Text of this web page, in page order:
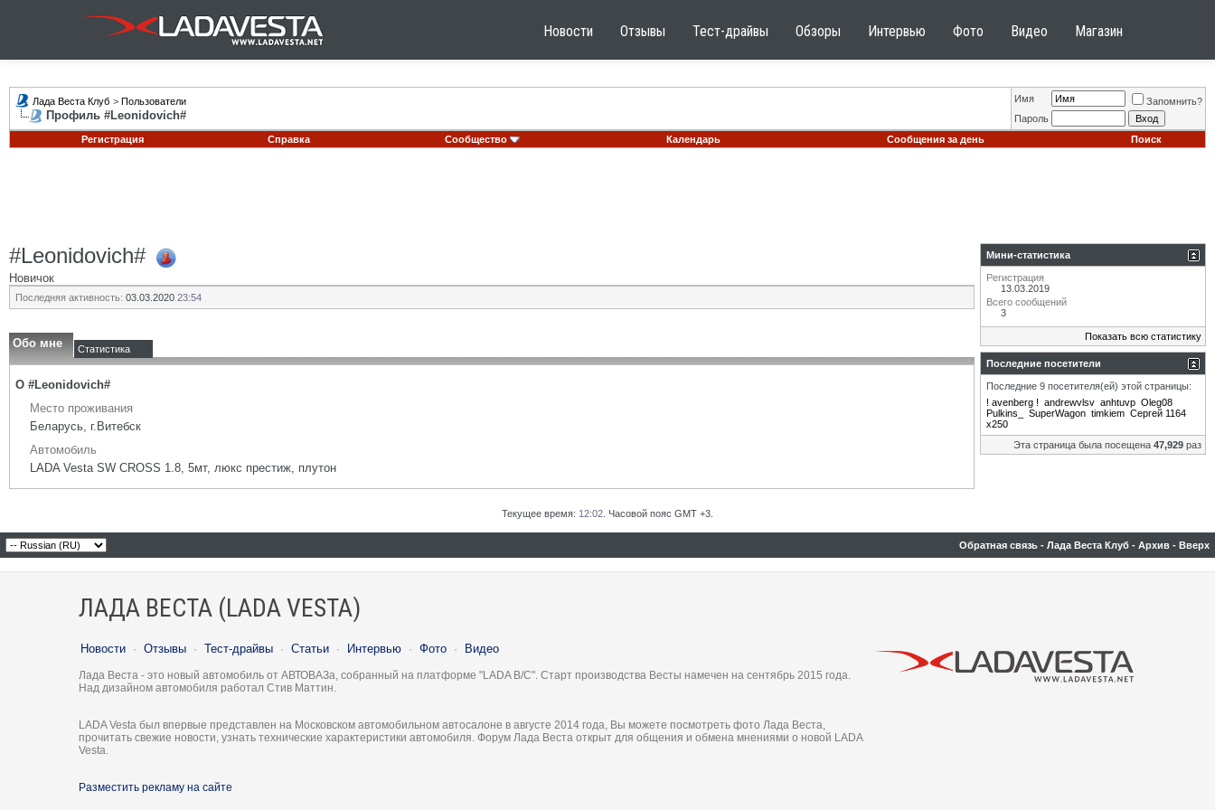
Новости Отзывы Тест-драйвы Обзоры Интервью Фото Видео Магазин
Лада Веста Клуб > Пользователи
Профиль #Leonidovich#
Имя
Запомнить?
Пароль
Регистрация
Справка Сообщество Календарь Сообщения за день Поиск
#Leonidovich#
Новичок
Последняя активность: 03.03.2020 23:54
Обо мне Статистика
О #Leonidovich#
Место проживания
Беларусь, г.Витебск
Автомобиль
LADA Vesta SW СROSS 1.8, 5мт, люкс престиж, плутон
Мини-статистика
Регистрация
13.03.2019
Всего сообщений
3
Показать всю статистику
Последние посетители
Последние 9 посетителя(ей) этой страницы:
! avenberg ! andrewvlsv anhtuvp Oleg08
Pulkins_
SuperWagon timkiem Сергей 1164
х250
Эта страница была посещена 47,929 раз
Текущее время: 12:02 . Часовой пояс GMT +3.
Обратная связь - Лада Веста Клуб - Архив - Вверх
ЛАДА ВЕСТА (LADA VESTA)
Новости · Отзывы · Тест-драйвы · Статьи · Интервью · Фото · Видео
Лада Веста - это новый автомобиль от АВТОВАЗа, собранный на платформе "LADA B/C". Старт производства Весты намечен на сентябрь 2015 года.
Над дизайном автомобиля работал Стив Маттин.
LADA Vesta был впервые представлен на Московском автомобильном автосалоне в августе 2014 года, Вы можете посмотреть фото Лада Веста,
прочитать свежие новости, узнать технические характеристики автомобиля. Форум Лада Веста открыт для общения и обмена мнениями о новой LADA
Vesta.
Разместить рекламу на сайте